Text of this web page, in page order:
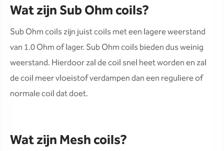
Wat zijn Sub Ohm coils?
Sub Ohm coils zijn juist coils met een lagere weerstand
van 1.0 Ohm of lager. Sub Ohm coils bieden dus weinig
weerstand. Hierdoor zal de coil snel heet worden en zal
de coil meer vloeistof verdampen dan een reguliere of
normale coil dat doet.
Wat zijn Mesh coils?